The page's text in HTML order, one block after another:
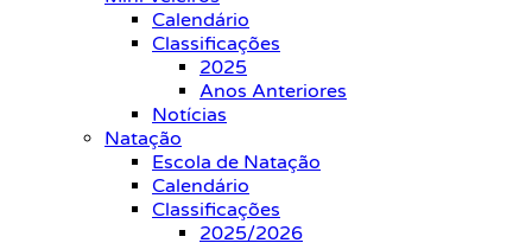
Calendário
Classificações
2025
Anos Anteriores
Notícias
Natação
Escola de Natação
Calendário
Classificações
2025/2026